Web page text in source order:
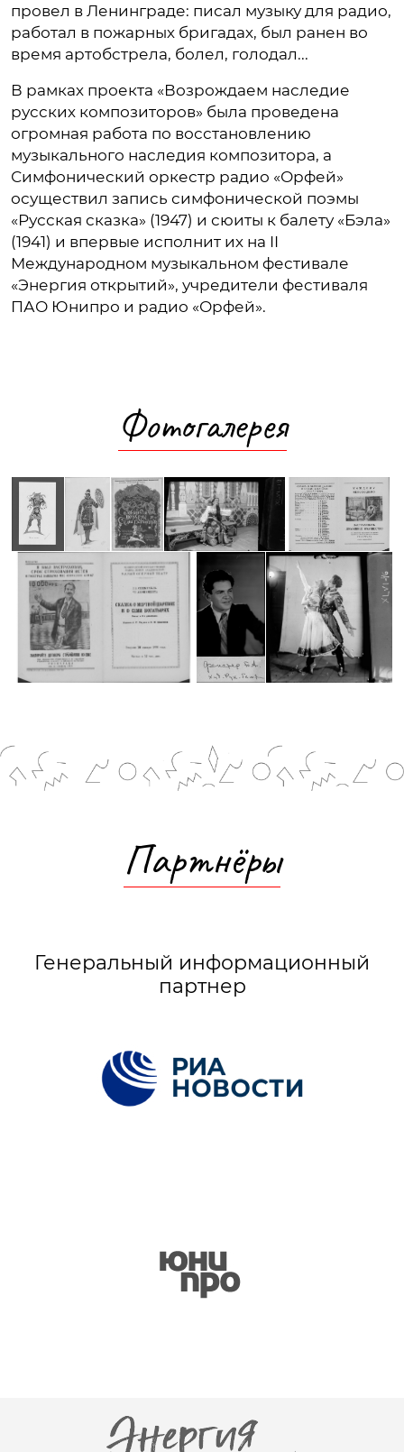
провел в Ленинграде: писал музыку для радио,
работал в пожарных бригадах, был ранен во
время артобстрела, болел, голодал...
В рамках проекта «Возрождаем наследие
русских композиторов» была проведена
огромная работа по восстановлению
музыкального наследия композитора, а
Симфонический оркестр радио «Орфей»
осуществил запись симфонической поэмы
«Русская сказка» (1947) и сюиты к балету «Бэла»
(1941) и впервые исполнит их на II
Международном музыкальном фестивале
«Энергия открытий», учредители фестиваля
ПАО Юнипро и радио «Орфей».
Фотогалерея
Партнёры
Генеральный информационный
партнер